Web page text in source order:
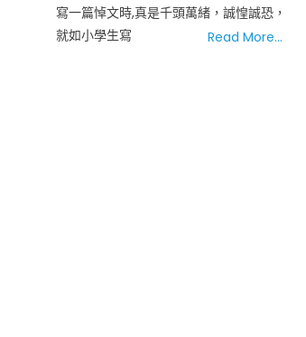
寫一篇悼文時,真是千頭萬緒，誠惶誠恐，
就如小學生寫
Read More…